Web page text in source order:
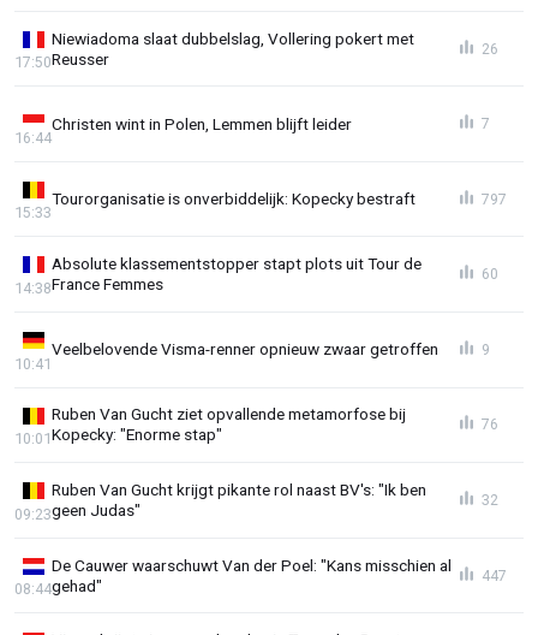
Niewiadoma slaat dubbelslag, Vollering pokert met
Reusser
17:50
26
Christen wint in Polen, Lemmen blijft leider
16:44
7
Tourorganisatie is onverbiddelijk: Kopecky bestraft
15:33
797
Absolute klassementstopper stapt plots uit Tour de
France Femmes
14:38
60
Veelbelovende Visma-renner opnieuw zwaar getroffen
10:41
9
Ruben Van Gucht ziet opvallende metamorfose bij
Kopecky: "Enorme stap"
10:01
76
Ruben Van Gucht krijgt pikante rol naast BV's: "Ik ben
geen Judas"
09:23
32
De Cauwer waarschuwt Van der Poel: "Kans misschien al
gehad"
08:44
447